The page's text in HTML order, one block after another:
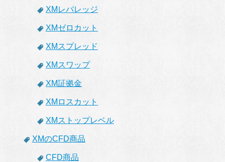
XMレバレッジ
XMゼロカット
XMスプレッド
XMスワップ
XM証拠金
XMロスカット
XMストップレベル
XMのCFD商品
CFD商品